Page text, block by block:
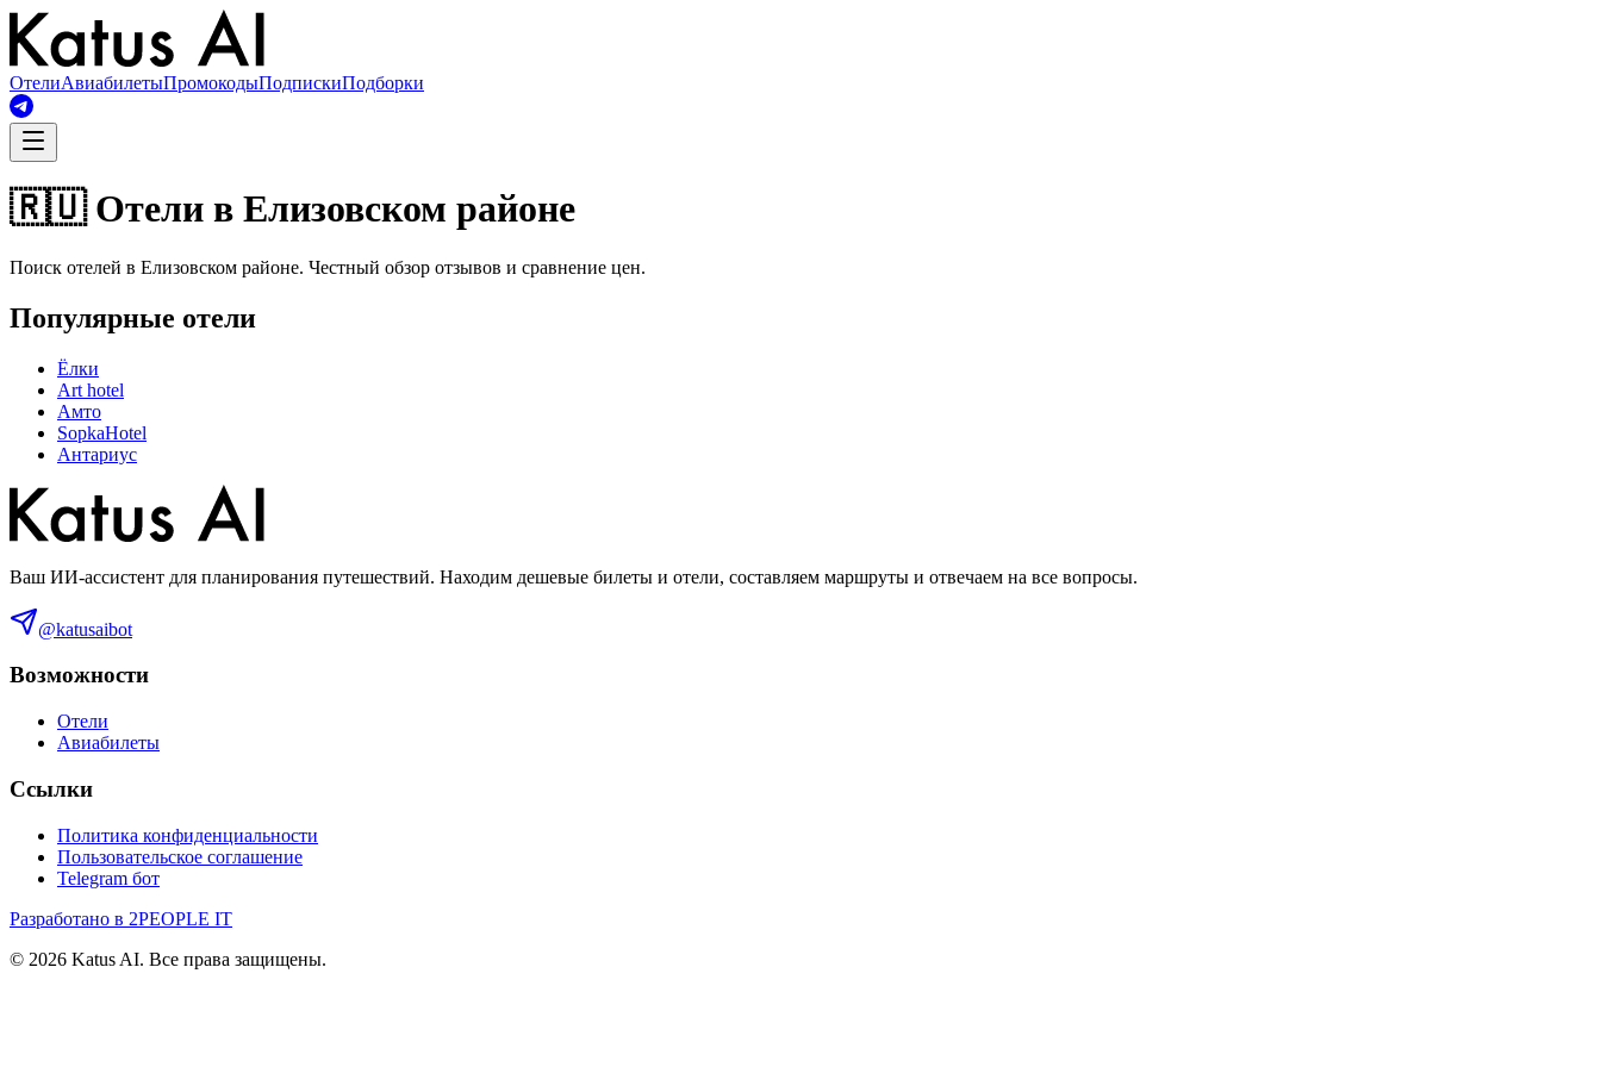
ОтелиАвиабилетыПромокодыПодпискиПодборки
🇷🇺 Отели в Елизовском районе
Поиск отелей в Елизовском районе. Честный обзор отзывов и сравнение цен.
Популярные отели
Ёлки
Art hotel
Амто
SopkaHotel
Антариус
Ваш ИИ-ассистент для планирования путешествий. Находим дешевые билеты и отели, составляем маршруты и отвечаем на все вопросы.
@katusaibot
Возможности
Отели
Авиабилеты
Ссылки
Политика конфиденциальности
Пользовательское соглашение
Telegram бот
Разработано в 2PEOPLE IT
© 2026 Katus AI. Все права защищены.